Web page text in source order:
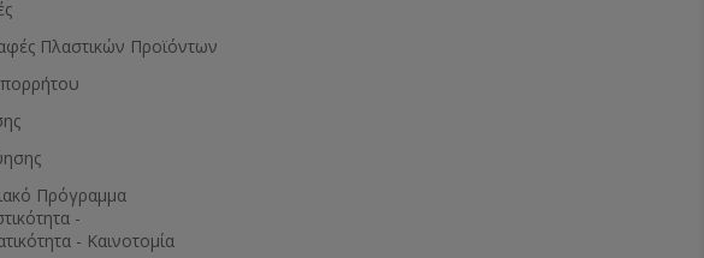
Πλαστικών Προϊόντων
Πρόγραμμα
-
- Καινοτομία